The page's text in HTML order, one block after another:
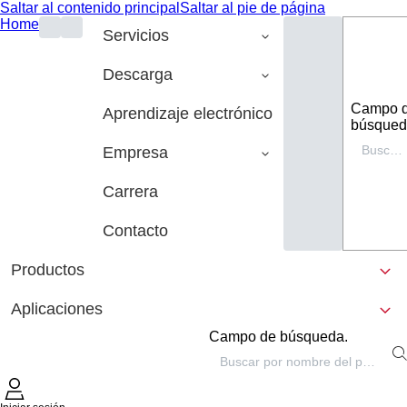
Saltar al contenido principal Saltar al pie de página
Home
Servicios
Descarga
Aprendizaje electrónico
Empresa
Carrera
Contacto
Campo
Productos
Aplicaciones
Campo de búsqueda.